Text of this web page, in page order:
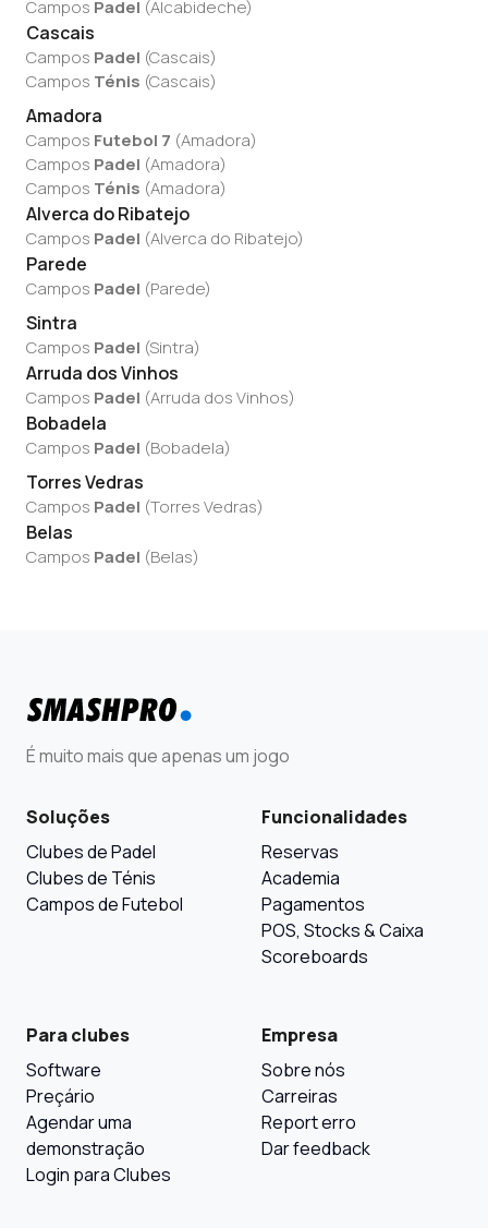
Campos Padel (Alcabideche)
Cascais
Campos Padel (Cascais)
Campos Ténis (Cascais)
Amadora
Campos Futebol 7 (Amadora)
Campos Padel (Amadora)
Campos Ténis (Amadora)
Alverca do Ribatejo
Campos Padel (Alverca do Ribatejo)
Parede
Campos Padel (Parede)
Sintra
Campos Padel (Sintra)
Arruda dos Vinhos
Campos Padel (Arruda dos Vinhos)
Bobadela
Campos Padel (Bobadela)
Torres Vedras
Campos Padel (Torres Vedras)
Belas
Campos Padel (Belas)
É muito mais que apenas um jogo
Soluções
Clubes de Padel
Clubes de Ténis
Campos de Futebol
Funcionalidades
Reservas
Academia
Pagamentos
POS, Stocks & Caixa
Scoreboards
Para clubes
Software
Preçário
Agendar uma
demonstração
Login para Clubes
Empresa
Sobre nós
Carreiras
Report erro
Dar feedback